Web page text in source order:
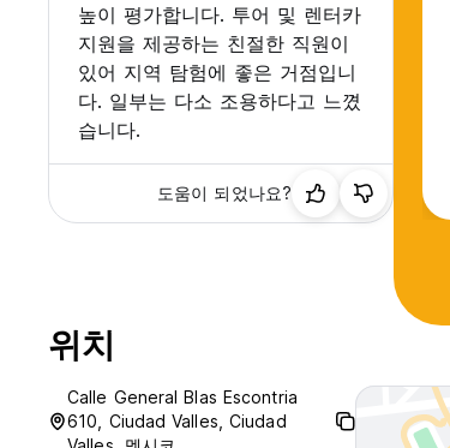
높이 평가합니다. 투어 및 렌터카
지원을 제공하는 친절한 직원이
있어 지역 탐험에 좋은 거점입니
다. 일부는 다소 조용하다고 느꼈
습니다.
도움이 되었나요?
위치
Calle General Blas Escontria
610, Ciudad Valles, Ciudad